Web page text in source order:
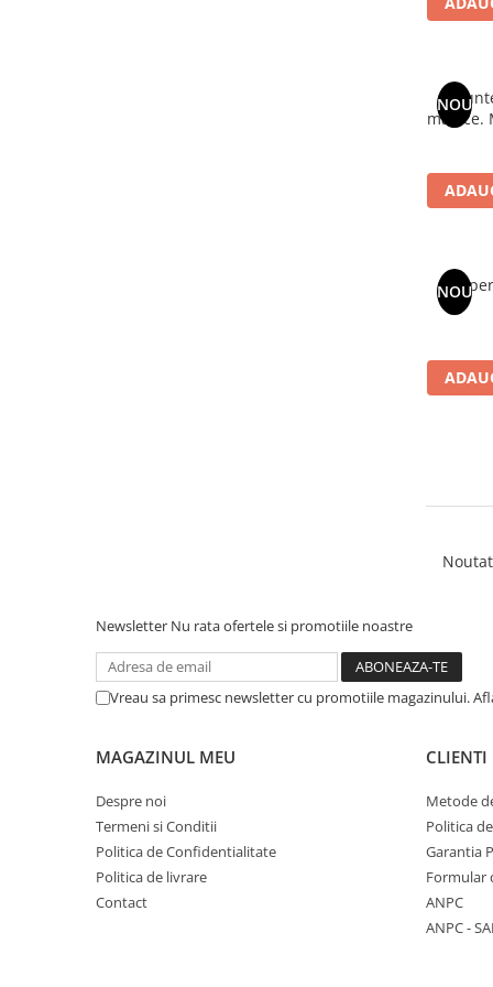
Instrumente de scris
Organizare si Arhivare
Seturi birotica
Articole scolare
Coperti, Mape, Etichete
Ghiozdane si Penare scolare
Instrumente de scris
Instrumente si Truse Geometrie
NOU
magice. Mituri si legende ale
NOU
Newsletter Nu rata ofertele si promotiile noastre
Vreau sa primesc newsletter cu promotiile magazinului.
MAGAZINUL MEU
Despre noi
Termeni si Conditii
Politica de Confidentialitate
Politica de livrare
Contact
CLIENTI
Metode
Politica
Garantia
Formular
ANPC
ANPC -